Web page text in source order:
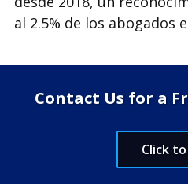
al 2.5% de los abogados
Contact Us for a
Click to